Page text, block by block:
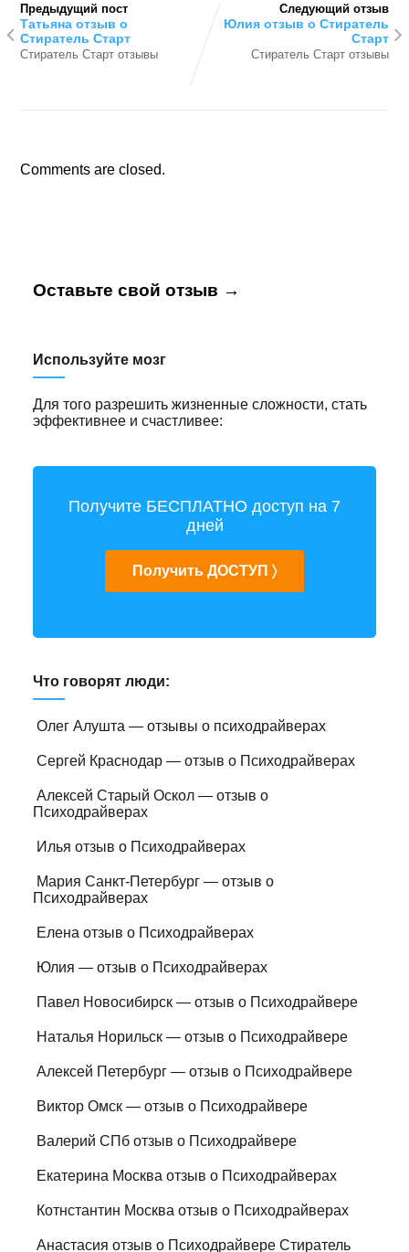
Предыдущий пост
Татьяна отзыв о
Стиратель Старт
Стиратель Старт отзывы
Следующий отзыв
Юлия отзыв о Стиратель
Старт
Стиратель Старт отзывы
Comments are closed.
Оставьте свой отзыв →
Используйте мозг
Для того разрешить жизненные сложности, стать
эффективнее и счастливее:
Получите БЕСПЛАТНО доступ на 7
дней
Получить ДОСТУП 〉
Что говорят люди:
Олег Алушта — отзывы о психодрайверах
Сергей Краснодар — отзыв о Психодрайверах
Алексей Старый Оскол — отзыв о
Психодрайверах
Илья отзыв о Психодрайверах
Мария Санкт-Петербург — отзыв о
Психодрайверах
Елена отзыв о Психодрайверах
Юлия — отзыв о Психодрайверах
Павел Новосибирск — отзыв о Психодрайвере
Наталья Норильск — отзыв о Психодрайвере
Алексей Петербург — отзыв о Психодрайвере
Виктор Омск — отзыв о Психодрайвере
Валерий СПб отзыв о Психодрайвере
Екатерина Москва отзыв о Психодрайверах
Котнстантин Москва отзыв о Психодрайверах
Анастасия отзыв о Психодрайвере Стиратель